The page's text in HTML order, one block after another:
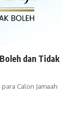
dan Tidak
Calon Jamaah